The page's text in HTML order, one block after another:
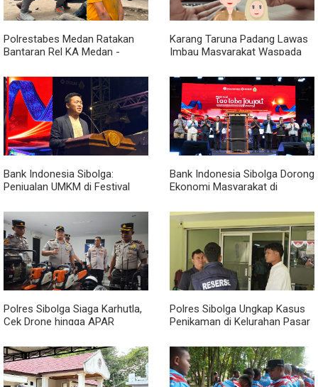
Polrestabes Medan Ratakan
Bantaran Rel KA Medan -
Narkoba, Sita 3 Kg Ganja dan
Sejumlah Paket Sabu
Karang Taruna Padang Lawas
Imbau Masyarakat Waspada
Bank Indonesia Sibolga:
Penjualan UMKM di Festival
Bank Indonesia Sibolga Dorong
Ekonomi Masyarakat di
2026
Polres Sibolga Siaga Karhutla,
Cek Drone hingga APAR
Polres Sibolga Ungkap Kasus
Penikaman di Kelurahan Pasar